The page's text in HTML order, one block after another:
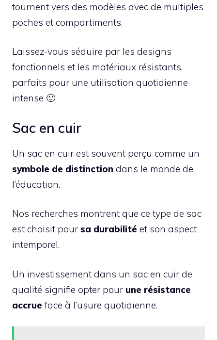
tournent vers des modèles avec de multiples
poches et compartiments.
Laissez-vous séduire par les designs
fonctionnels et les matériaux résistants,
parfaits pour une utilisation quotidienne
intense 🙂
Sac en cuir
Un sac en cuir est souvent perçu comme un
symbole de distinction dans le monde de
l’éducation.
Nos recherches montrent que ce type de sac
est choisit pour sa durabilité et son aspect
intemporel.
Un investissement dans un sac en cuir de
qualité signifie opter pour une résistance
accrue face à l’usure quotidienne.